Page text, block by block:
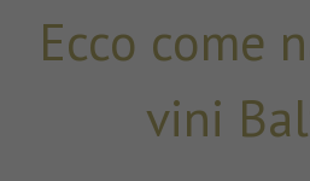
Ecco come
vini